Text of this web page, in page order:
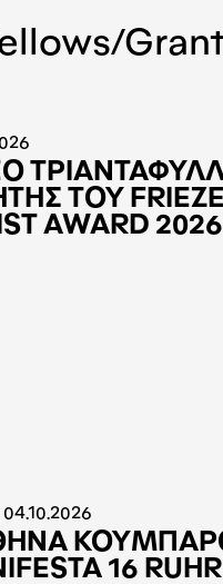
ΤΟΥ
AWARD 2026
16 RUHR